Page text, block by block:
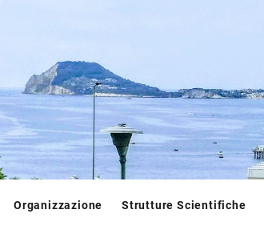
Organizzazione Strutture Scientifiche